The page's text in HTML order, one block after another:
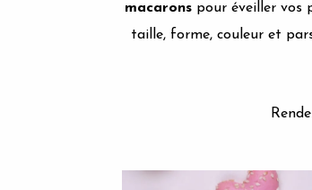
macarons pour éveiller vos
taille, forme, couleur et